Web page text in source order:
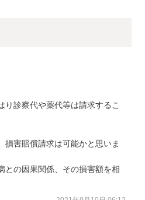
診察代や薬代等は請求するこ
損害賠償請求は可能かと思いま
との因果関係、その損害額を相